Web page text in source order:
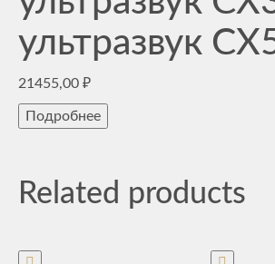
ультразвук
21455,00 ₽
Подробнее
Related products